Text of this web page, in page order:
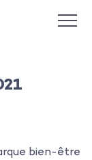
bien-être